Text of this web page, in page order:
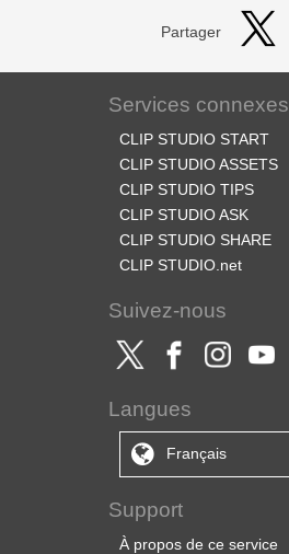
Partager
Services connexes
CLIP STUDIO START
CLIP STUDIO ASSETS
CLIP STUDIO TIPS
CLIP STUDIO ASK
CLIP STUDIO SHARE
CLIP STUDIO.net
Suivez-nous
Langues
Français
Support
À propos de ce service